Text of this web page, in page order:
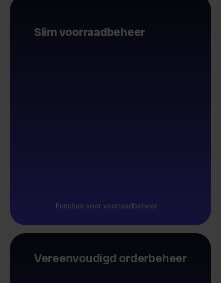
Slim voorraadbeheer
Functies voor voorraadbeheer
Vereenvoudigd orderbeheer